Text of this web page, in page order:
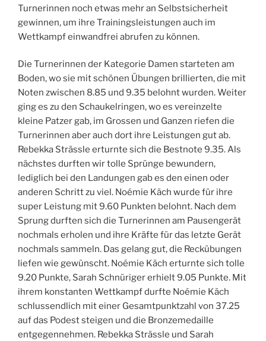
Turnerinnen noch etwas mehr an Selbstsicherheit
gewinnen, um ihre Trainingsleistungen auch im
Wettkampf einwandfrei abrufen zu können.
Die Turnerinnen der Kategorie Damen starteten am
Boden, wo sie mit schönen Übungen brillierten, die mit
Noten zwischen 8.85 und 9.35 belohnt wurden. Weiter
ging es zu den Schaukelringen, wo es vereinzelte
kleine Patzer gab, im Grossen und Ganzen riefen die
Turnerinnen aber auch dort ihre Leistungen gut ab.
Rebekka Strässle erturnte sich die Bestnote 9.35. Als
nächstes durften wir tolle Sprünge bewundern,
lediglich bei den Landungen gab es den einen oder
anderen Schritt zu viel. Noémie Käch wurde für ihre
super Leistung mit 9.60 Punkten belohnt. Nach dem
Sprung durften sich die Turnerinnen am Pausengerät
nochmals erholen und ihre Kräfte für das letzte Gerät
nochmals sammeln. Das gelang gut, die Reckübungen
liefen wie gewünscht. Noémie Käch erturnte sich tolle
9.20 Punkte, Sarah Schnüriger erhielt 9.05 Punkte. Mit
ihrem konstanten Wettkampf durfte Noémie Käch
schlussendlich mit einer Gesamtpunktzahl von 37.25
auf das Podest steigen und die Bronzemedaille
entgegennehmen. Rebekka Strässle und Sarah